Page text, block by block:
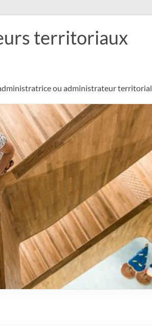
territoriaux
ou administrateur territorial